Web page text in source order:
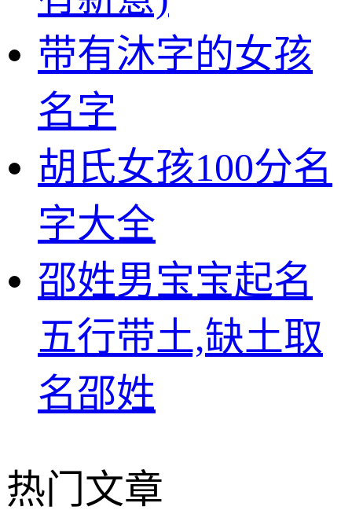
带有沐字的女孩
名字
胡氏女孩100分名
字大全
邵姓男宝宝起名
五行带土,缺土取
名邵姓
热门文章